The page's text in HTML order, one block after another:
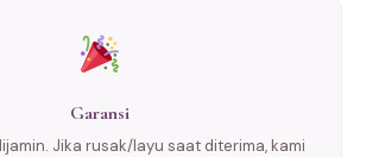
Garansi
Jika rusak/layu saat diterima, kami